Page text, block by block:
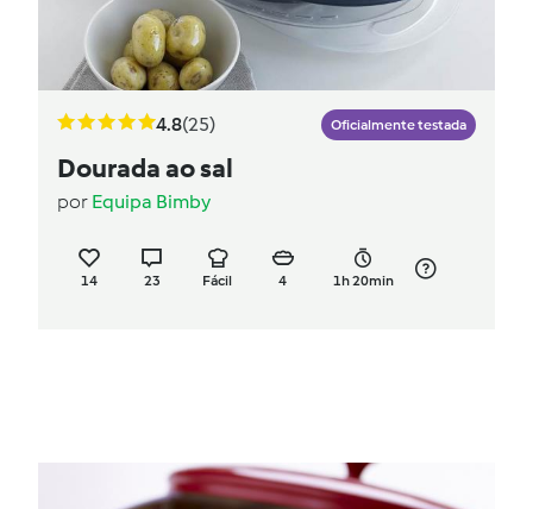
4.8(25) Oficialmente testada
Dourada ao sal
por Equipa Bimby
14 23 Fácil 4 1h 20min